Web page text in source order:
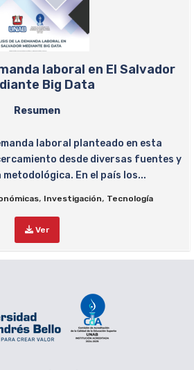
laboral en El Salvador
Big Data
Resumen
laboral planteado en esta
desde diversas fuentes y
En el país los...
, Investigación, Tecnología
Ver